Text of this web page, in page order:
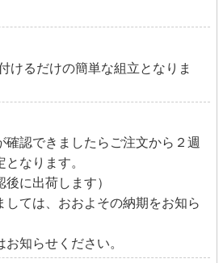
けるだけの簡単な組立となりま
確認できましたらご注文から２週
なります。
後に出荷します）
しては、おおよその納期をお知ら
知らせください。